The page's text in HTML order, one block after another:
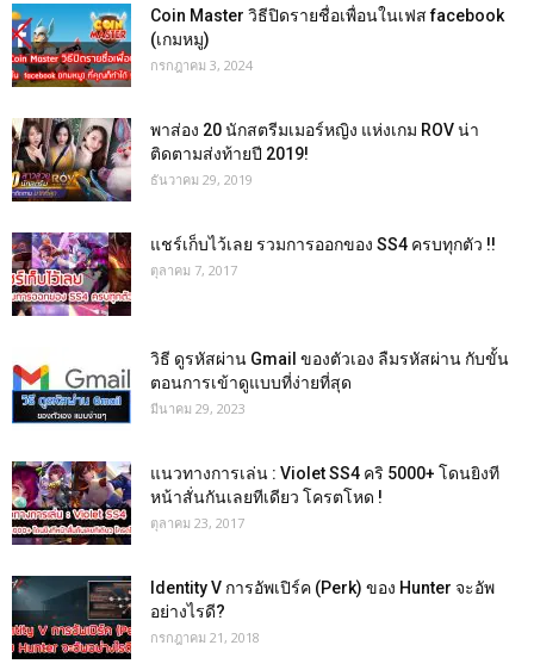
Coin Master วิธีปิดรายชื่อเพื่อนในเฟส facebook
(เกมหมู)
กรกฎาคม 3, 2024
พาส่อง 20 นักสตรีมเมอร์หญิง แห่งเกม ROV น่า
ติดตามส่งท้ายปี 2019!
ธันวาคม 29, 2019
แชร์เก็บไว้เลย รวมการออกของ SS4 ครบทุกตัว !!
ตุลาคม 7, 2017
วิธี ดูรหัสผ่าน Gmail ของตัวเอง ลืมรหัสผ่าน กับขั้น
ตอนการเข้าดูแบบที่ง่ายที่สุด
มีนาคม 29, 2023
แนวทางการเล่น : Violet SS4 คริ 5000+ โดนยิงที
หน้าสั่นกันเลยทีเดียว โครตโหด !
ตุลาคม 23, 2017
Identity V การอัพเปิร์ค (Perk) ของ Hunter จะอัพ
อย่างไรดี?
กรกฎาคม 21, 2018